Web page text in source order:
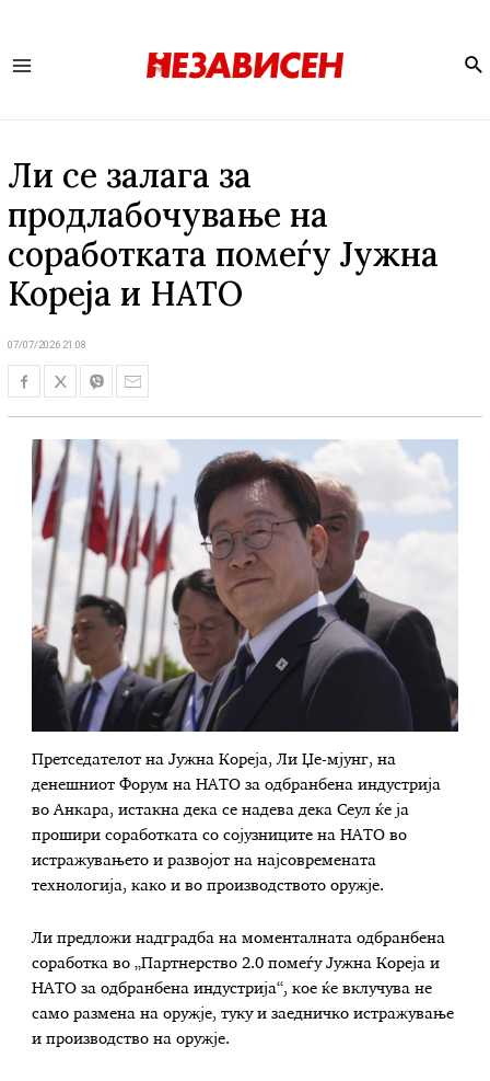
Ли се залага за
продлабочување на
соработката помеѓу Јужна
Кореја и НАТО
07/07/2026 21:08
Претседателот на Јужна Кореја, Ли Џе-мјунг, на
денешниот Форум на НАТО за одбранбена индустрија
во Анкара, истакна дека се надева дека Сеул ќе ја
прошири соработката со сојузниците на НАТО во
истражувањето и развојот на најсовремената
технологија, како и во производството оружје.
Ли предложи надградба на моменталната одбранбена
соработка во „Партнерство 2.0 помеѓу Јужна Кореја и
НАТО за одбранбена индустрија“, кое ќе вклучува не
само размена на оружје, туку и заедничко истражување
и производство на оружје.